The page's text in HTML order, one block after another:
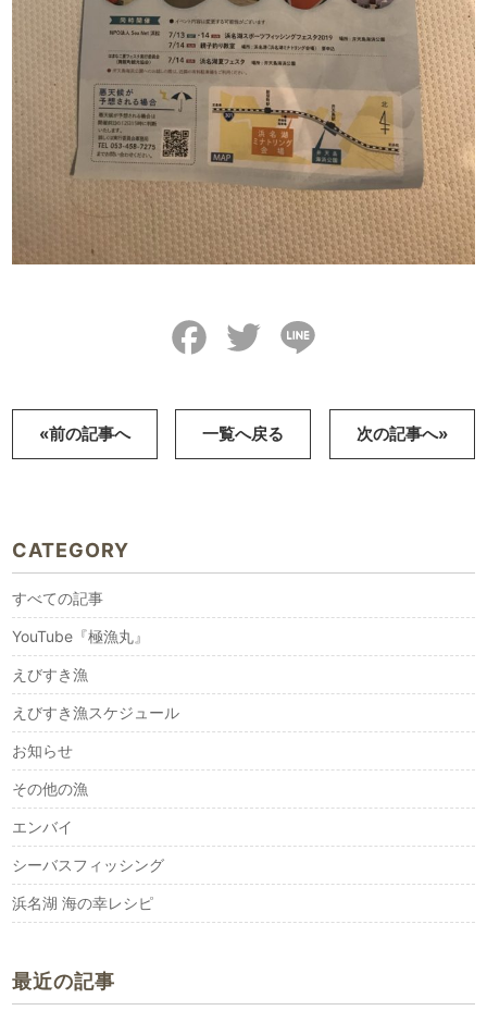
FacebookTwitter
«前の記事へ 一覧へ戻る 次の記事へ»
CATEGORY
すべての記事
YouTube『極漁丸』
えびすき漁
えびすき漁スケジュール
お知らせ
その他の漁
エンバイ
シーバスフィッシング
浜名湖 海の幸レシピ
最近の記事